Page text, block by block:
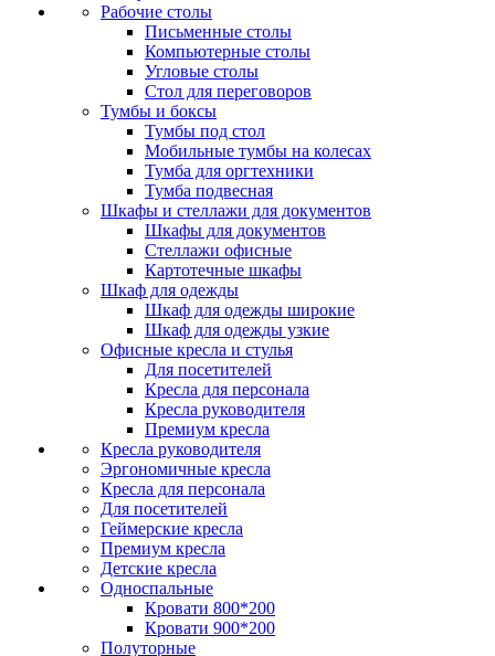
Рабочие столы
Письменные столы
Компьютерные столы
Угловые столы
Стол для переговоров
Тумбы и боксы
Тумбы под стол
Мобильные тумбы на колесах
Тумба для оргтехники
Тумба подвесная
Шкафы и стеллажи для документов
Шкафы для документов
Стеллажи офисные
Картотечные шкафы
Шкаф для одежды
Шкаф для одежды широкие
Шкаф для одежды узкие
Офисные кресла и стулья
Для посетителей
Кресла для персонала
Кресла руководителя
Премиум кресла
Кресла руководителя
Эргономичные кресла
Кресла для персонала
Для посетителей
Геймерские кресла
Премиум кресла
Детские кресла
Односпальные
Кровати 800*200
Кровати 900*200
Полуторные